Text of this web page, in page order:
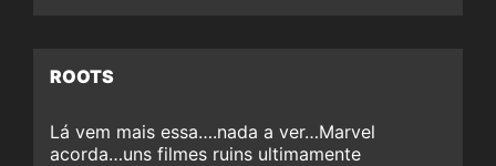
ROOTS
Lá vem mais essa….nada a ver…Marvel
acorda…uns filmes ruins ultimamente